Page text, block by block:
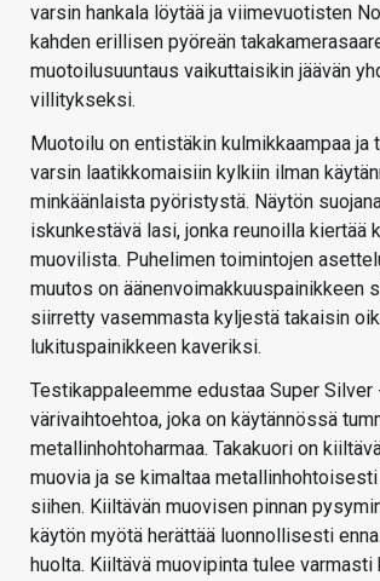
varsin hankala löytää ja viimevuotisten
kahden erillisen pyöreän
muotoilusuuntaus vaikuttaisikin jäävän
villitykseksi.
Muotoilu on entistäkin kulmikkaampaa ja
varsin laatikkomaisiin kylkiin ilman
minkäänlaista pyöristystä. Näytön
iskunkestävä lasi, jonka reunoilla kiertää
muovilista. Puhelimen toimintojen
muutos on äänenvoimakkuuspainikkeen
siirretty vasemmasta kyljestä takaisin
lukituspainikkeen kaveriksi.
Testikappaleemme edustaa Super Silver
värivaihtoehtoa, joka on käytännössä
metallinhohtoharmaa. Takakuori on
muovia ja se kimaltaa
siihen. Kiiltävän muovisen pinnan
käytön myötä herättää luonnollisesti
huolta. Kiiltävä muovipinta tulee varmasti